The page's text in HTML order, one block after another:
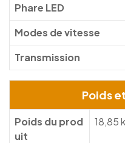
Phare LED
Modes de vitesse
Transmission
Poids
Poids du prod
uit
18,85